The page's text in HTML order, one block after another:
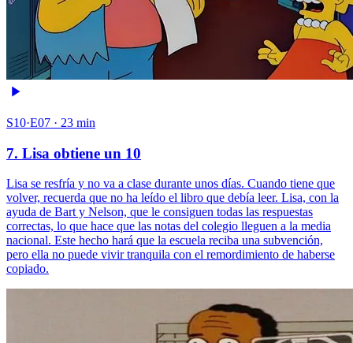
S10·E07 · 23 min
7. Lisa obtiene un 10
Lisa se resfría y no va a clase durante unos días. Cuando tiene que
volver, recuerda que no ha leído el libro que debía leer. Lisa, con la
ayuda de Bart y Nelson, que le consiguen todas las respuestas
correctas, lo que hace que las notas del colegio lleguen a la media
nacional. Este hecho hará que la escuela reciba una subvención,
pero ella no puede vivir tranquila con el remordimiento de haberse
copiado.